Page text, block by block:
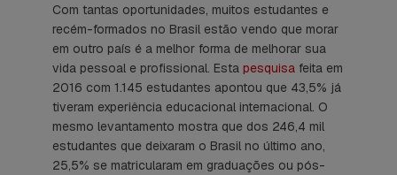
Com tantas oportunidades, muitos estudantes e
recém-formados no Brasil estão vendo que morar
em outro país é a melhor forma de melhorar sua
vida pessoal e profissional. Esta pesquisa feita em
2016 com 1.145 estudantes apontou que 43,5% já
tiveram experiência educacional internacional. O
mesmo levantamento mostra que dos 246,4 mil
estudantes que deixaram o Brasil no último ano,
25,5% se matricularam em graduações ou pós-